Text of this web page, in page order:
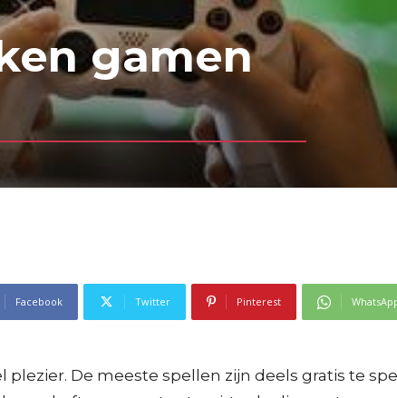
gamen
Facebook Twitter Pinterest
De meeste spellen zijn deels gratis te